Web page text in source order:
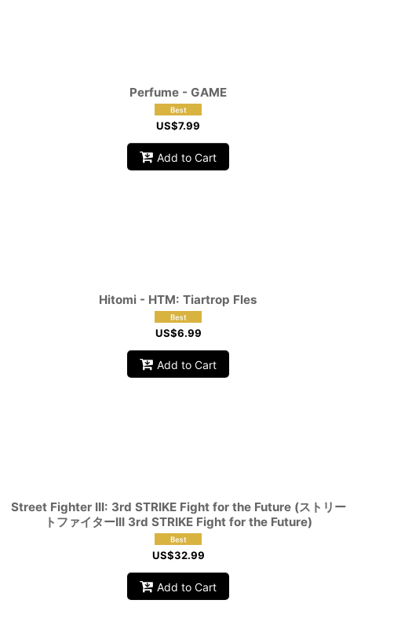
Perfume - GAME
US$7.99
Add to Cart
Hitomi - HTM: Tiartrop Fles
US$6.99
Add to Cart
Street Fighter III: 3rd STRIKE Fight for the Future (ストリー
トファイターIII 3rd STRIKE Fight for the Future)
US$32.99
Add to Cart